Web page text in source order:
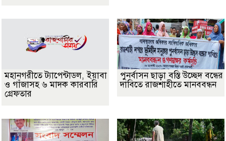
মহানগরীতে ট্যাপেন্টাডল, ইয়াবা
ও গাঁজাসহ ৬ মাদক কারবারি
গ্রেফতার
পুনর্বাসন ছাড়া বস্তি উচ্ছেদ বন্ধের
দাবিতে রাজশাহীতে মানববন্ধন